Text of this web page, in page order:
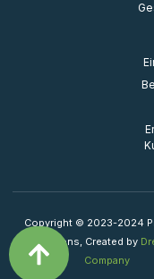
Copyright © 2023-2024
Solutions, Created by
Company